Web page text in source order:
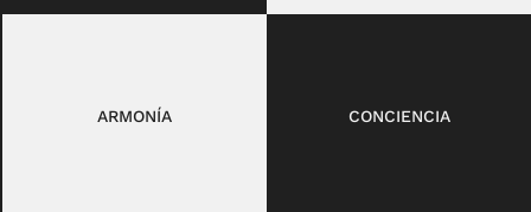
ARMONÍA CONCIENCIA